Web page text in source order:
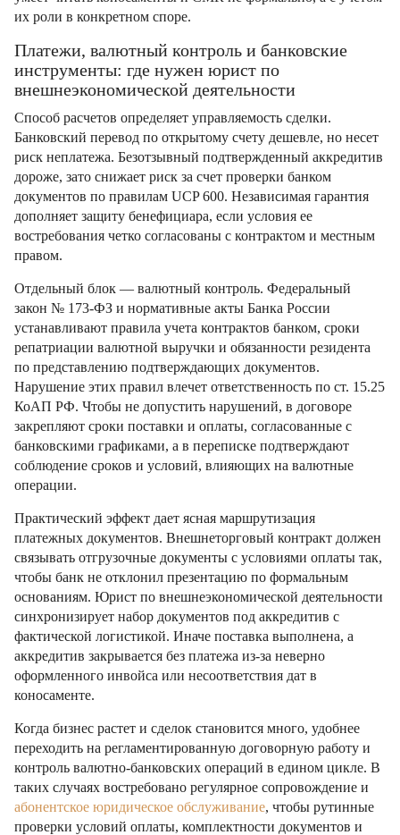
их роли в конкретном споре.
Платежи, валютный контроль и банковские
инструменты: где нужен юрист по
внешнеэкономической деятельности
Способ расчетов определяет управляемость сделки.
Банковский перевод по открытому счету дешевле, но несет
риск неплатежа. Безотзывный подтвержденный аккредитив
дороже, зато снижает риск за счет проверки банком
документов по правилам UCP 600. Независимая гарантия
дополняет защиту бенефициара, если условия ее
востребования четко согласованы с контрактом и местным
правом.
Отдельный блок — валютный контроль. Федеральный
закон № 173-ФЗ и нормативные акты Банка России
устанавливают правила учета контрактов банком, сроки
репатриации валютной выручки и обязанности резидента
по представлению подтверждающих документов.
Нарушение этих правил влечет ответственность по ст. 15.25
КоАП РФ. Чтобы не допустить нарушений, в договоре
закрепляют сроки поставки и оплаты, согласованные с
банковскими графиками, а в переписке подтверждают
соблюдение сроков и условий, влияющих на валютные
операции.
Практический эффект дает ясная маршрутизация
платежных документов. Внешнеторговый контракт должен
связывать отгрузочные документы с условиями оплаты так,
чтобы банк не отклонил презентацию по формальным
основаниям. Юрист по внешнеэкономической деятельности
синхронизирует набор документов под аккредитив с
фактической логистикой. Иначе поставка выполнена, а
аккредитив закрывается без платежа из-за неверно
оформленного инвойса или несоответствия дат в
коносаменте.
Когда бизнес растет и сделок становится много, удобнее
переходить на регламентированную договорную работу и
контроль валютно-банковских операций в едином цикле. В
таких случаях востребовано регулярное сопровождение и
абонентское юридическое обслуживание, чтобы рутинные
проверки условий оплаты, комплектности документов и